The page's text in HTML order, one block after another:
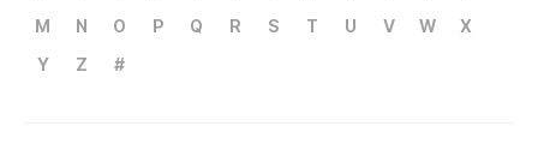
M
N O P Q R S T U V W
X
Y
Z #